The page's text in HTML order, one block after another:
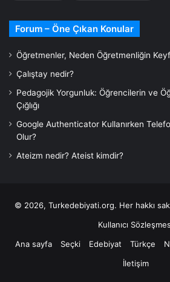
Forum – Öne Çıkan Konular
Öğretmenler, Neden Öğretmenliğin
Çalıştay nedir?
Pedagojik Yorgunluk: Öğrencilerin ve
Çığlığı
Google Authenticator Kullanırken
Olur?
Ateizm nedir? Ateist kimdir?
© 2026, Turkedebiyati.org. Her hakkı
Kullanıcı
Ana sayfa
Seçki Edebiyat Türkçe
İletişim